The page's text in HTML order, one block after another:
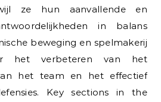
ze hun aanvallende en
in balans
beweging en spelmakerij
het verbeteren van het
het team en het effectief
Key sections in the